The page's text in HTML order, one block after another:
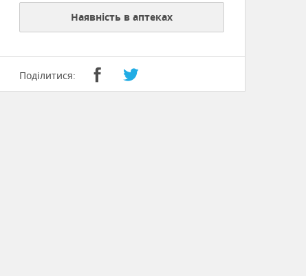
Наявність в аптеках
Поділитися: